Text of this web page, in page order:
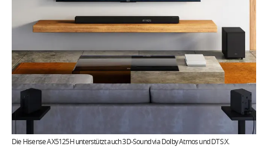
Die Hisense AX5125H unterstützt auch 3D-Sound via Dolby Atmos und DTS:X.